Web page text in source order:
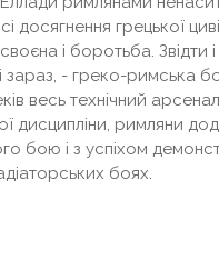
досягнення грецької
і боротьба. Звідти і
зараз, - греко-римська
весь технічний
дисципліни, римляни
бою і з успіхом
боях.